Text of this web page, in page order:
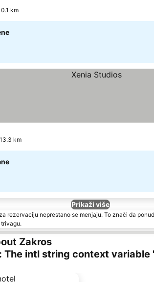
km
km
Prikaži više
rezervaciju neprestano se menjaju. To znači da
Zakros
The intl string context